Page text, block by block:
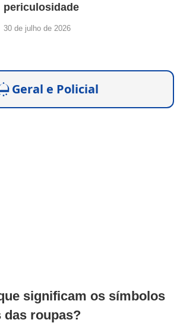
periculosidade
30 de julho de 2026
Geral e Policial
significam os símbolos
das roupas?